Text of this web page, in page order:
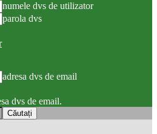
numele dvs de utilizator
parola dvs
adresa dvs de email
dvs de email.